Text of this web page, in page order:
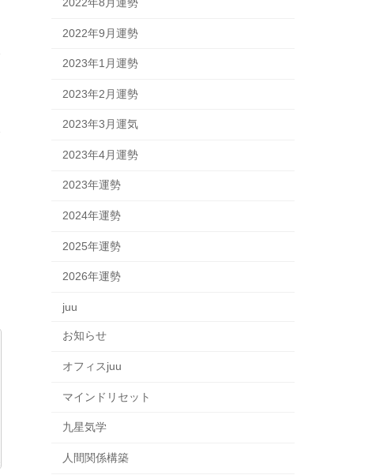
2022年9月運勢
2023年1月運勢
2023年2月運勢
2023年3月運気
2023年4月運勢
2023年運勢
2024年運勢
2025年運勢
2026年運勢
juu
お知らせ
オフィスjuu
マインドリセット
九星気学
人間関係構築